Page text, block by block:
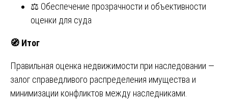
⚖️ Обеспечение прозрачности и объективности
оценки для суда
🧭 Итог
Правильная оценка недвижимости при наследовании —
залог справедливого распределения имущества и
минимизации конфликтов между наследниками.